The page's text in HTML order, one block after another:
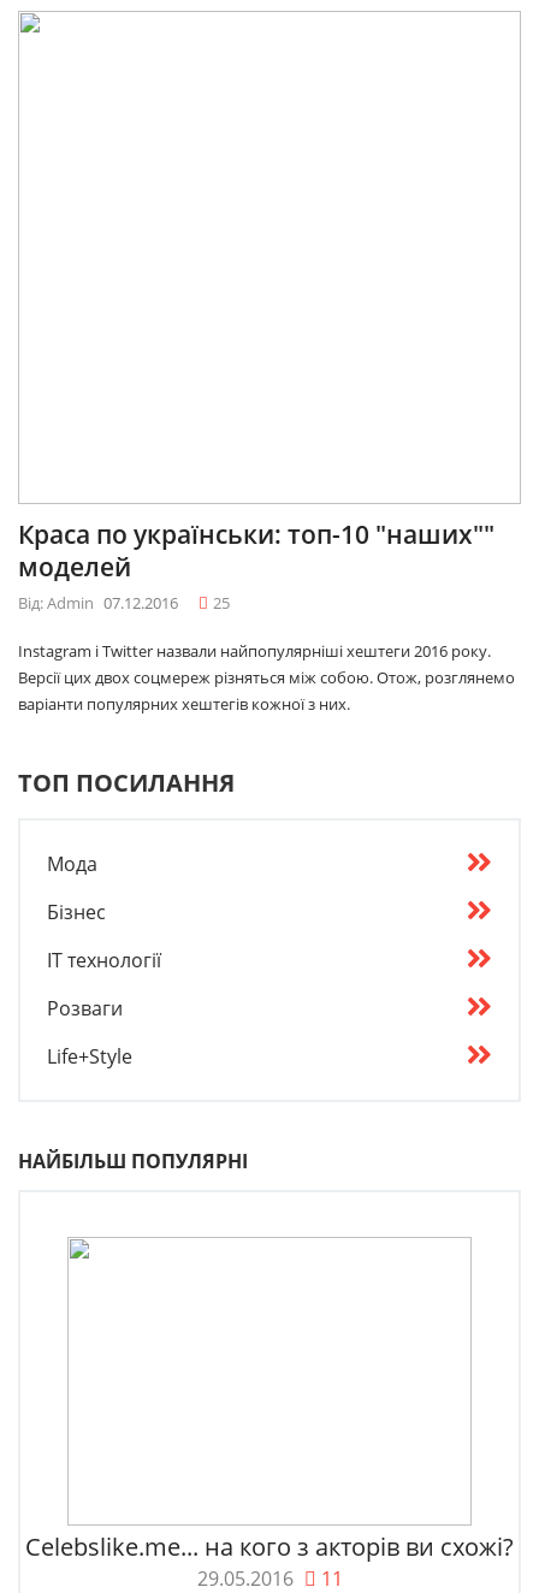
Краса по українськи: топ-10 "наших""
моделей
Від: Admin 07.12.2016 25
Instagram і Twitter назвали найпопулярніші хештеги 2016 року.
Версії цих двох соцмереж різняться між собою. Отож, розглянемо
варіанти популярних хештегів кожної з них.
ТОП ПОСИЛАННЯ
Мода
Бізнес
IT технології
Розваги
Life+Style
НАЙБІЛЬШ ПОПУЛЯРНІ
Celebslike.me... на кого з акторів ви схожі?
29.05.2016 11